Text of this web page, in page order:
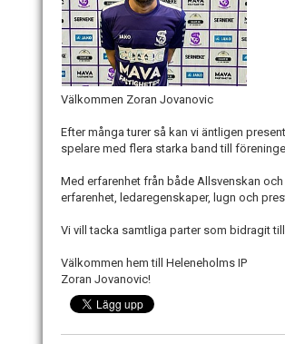
Välkommen Zoran Jovanovic
Efter många turer så kan vi äntligen
spelare med flera starka band till
Med erfarenhet från både Allsvenskan
erfarenhet, ledaregenskaper, lugn och
Vi vill tacka samtliga parter som bidragit
Välkommen hem till Heleneholms IP
Zoran Jovanovic!